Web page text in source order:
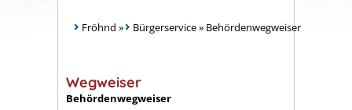
Fröhnd » Bürgerservice» Behördenwegweiser
Wegweiser
Behördenwegweiser